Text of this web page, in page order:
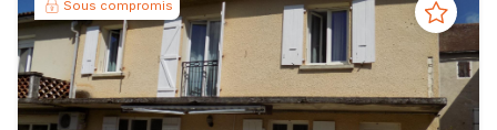
Sous compromis